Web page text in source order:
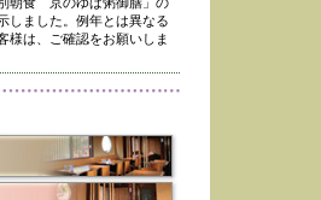
しました。例年とは異なる
様は、ご確認をお願いしま
を削除しました。
台寺冬の夜の茶会「夜咄」
にご利用いただきありがと
表示しました。